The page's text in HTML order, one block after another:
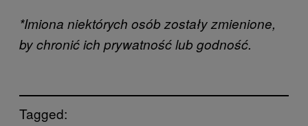
*Imiona niektórych osób zostały zmienione,
by chronić ich prywatność lub godność.
Tagged: